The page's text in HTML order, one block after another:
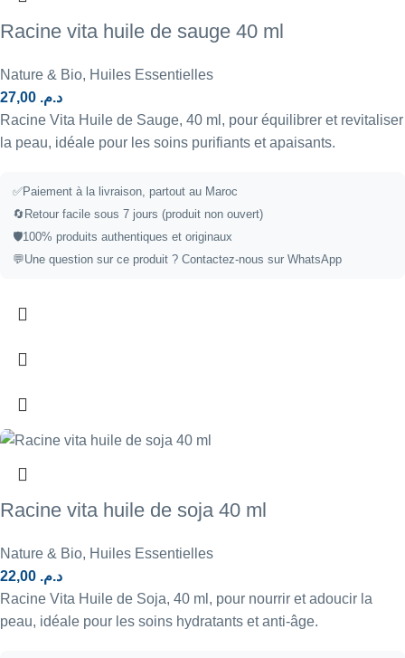
Racine vita huile de sauge 40 ml
Nature & Bio, Huiles Essentielles
د.م.
Racine Vita Huile de Sauge, 40 ml, pour équilibrer et revitaliser
la peau, idéale pour les soins purifiants et apaisants.
✅Paiement à la livraison, partout au Maroc
🔄 Retour facile sous 7 jours (produit non ouvert)
🛡️100% produits authentiques et originaux
💬Une question sur ce produit ? Contactez-nous sur WhatsApp
Racine vita huile de soja 40 ml
Nature & Bio, Huiles Essentielles
د.م.
Racine Vita Huile de Soja, 40 ml, pour nourrir et adoucir la
peau, idéale pour les soins hydratants et anti-âge.